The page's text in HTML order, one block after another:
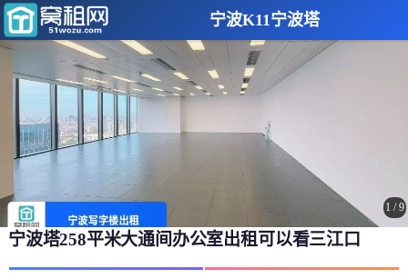
宁波K11宁波塔
1 /9
宁波塔258平米大通间办公室出租可以看三江口